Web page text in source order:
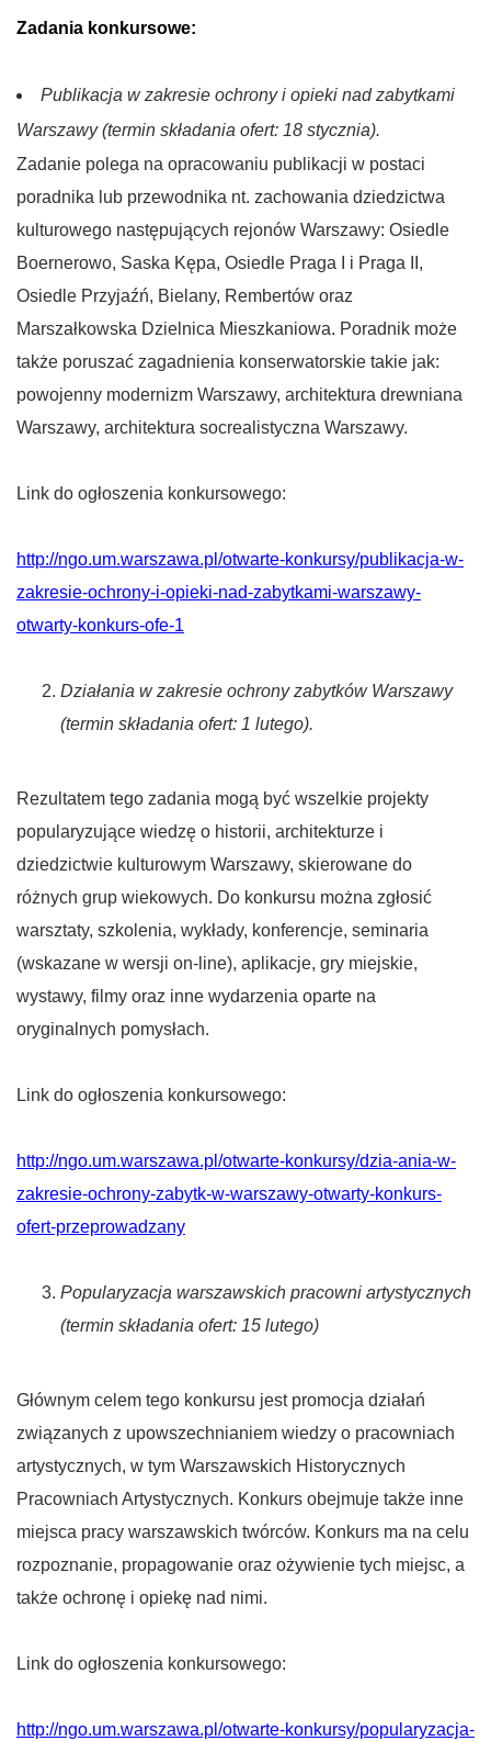
Zadania konkursowe:
Publikacja w zakresie ochrony i opieki nad zabytkami
Warszawy (termin składania ofert: 18 stycznia).
Zadanie polega na opracowaniu publikacji w postaci
poradnika lub przewodnika nt. zachowania dziedzictwa
kulturowego następujących rejonów Warszawy: Osiedle
Boernerowo, Saska Kępa, Osiedle Praga I i Praga II,
Osiedle Przyjaźń, Bielany, Rembertów oraz
Marszałkowska Dzielnica Mieszkaniowa. Poradnik może
także poruszać zagadnienia konserwatorskie takie jak:
powojenny modernizm Warszawy, architektura drewniana
Warszawy, architektura socrealistyczna Warszawy.
Link do ogłoszenia konkursowego:
http://ngo.um.warszawa.pl/otwarte-konkursy/publikacja-w-
zakresie-ochrony-i-opieki-nad-zabytkami-warszawy-
otwarty-konkurs-ofe-1
Działania w zakresie ochrony zabytków Warszawy
(termin składania ofert: 1 lutego).
Rezultatem tego zadania mogą być wszelkie projekty
popularyzujące wiedzę o historii, architekturze i
dziedzictwie kulturowym Warszawy, skierowane do
różnych grup wiekowych. Do konkursu można zgłosić
warsztaty, szkolenia, wykłady, konferencje, seminaria
(wskazane w wersji on-line), aplikacje, gry miejskie,
wystawy, filmy oraz inne wydarzenia oparte na
oryginalnych pomysłach.
Link do ogłoszenia konkursowego:
http://ngo.um.warszawa.pl/otwarte-konkursy/dzia-ania-w-
zakresie-ochrony-zabytk-w-warszawy-otwarty-konkurs-
ofert-przeprowadzany
Popularyzacja warszawskich pracowni artystycznych
(termin składania ofert: 15 lutego)
Głównym celem tego konkursu jest promocja działań
związanych z upowszechnianiem wiedzy o pracowniach
artystycznych, w tym Warszawskich Historycznych
Pracowniach Artystycznych. Konkurs obejmuje także inne
miejsca pracy warszawskich twórców. Konkurs ma na celu
rozpoznanie, propagowanie oraz ożywienie tych miejsc, a
także ochronę i opiekę nad nimi.
Link do ogłoszenia konkursowego:
http://ngo.um.warszawa.pl/otwarte-konkursy/popularyzacja-